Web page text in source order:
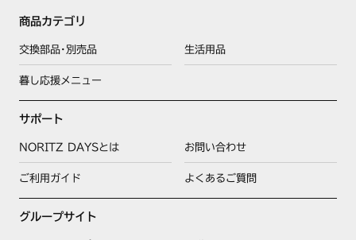
商品カテゴリ
交換部品･別売品 生活用品
暮し応援メニュー
サポート
NORITZ DAYSとは お問い合わせ
ご利用ガイド よくあるご質問
グループサイト